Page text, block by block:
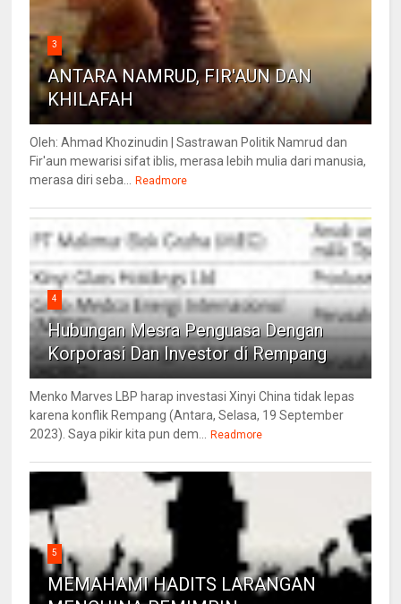
3
ANTARA NAMRUD, FIR'AUN DAN
KHILAFAH
Oleh: Ahmad Khozinudin | Sastrawan Politik Namrud dan
Fir'aun mewarisi sifat iblis, merasa lebih mulia dari manusia,
merasa diri seba...
Readmore
4
Hubungan Mesra Penguasa Dengan
Korporasi Dan Investor di Rempang
Menko Marves LBP harap investasi Xinyi China tidak lepas
karena konflik Rempang (Antara, Selasa, 19 September
2023). Saya pikir kita pun dem...
Readmore
5
MEMAHAMI HADITS LARANGAN